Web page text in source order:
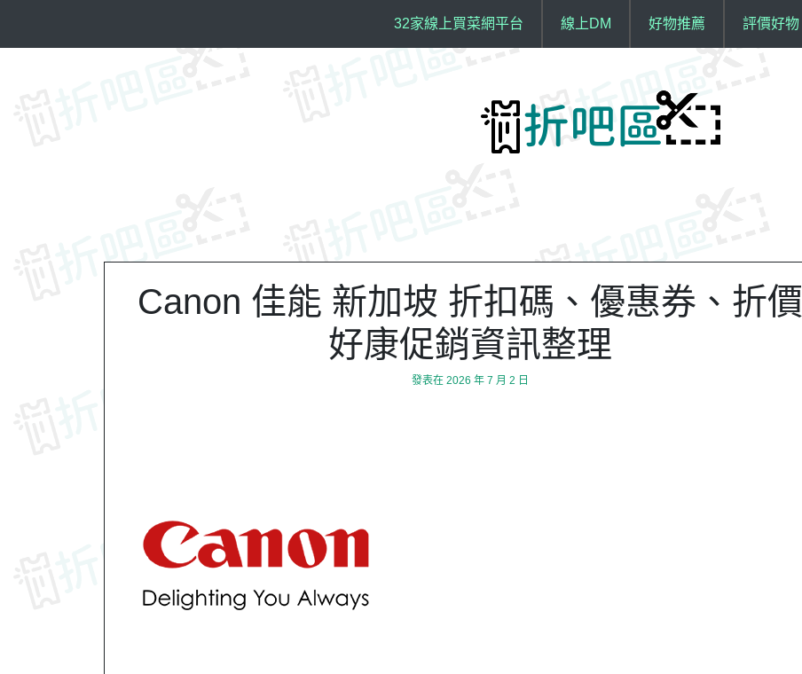
i
32家線上買菜網平台 線上DM 好物推薦 評價好物
Canon 佳能 新加坡 折扣碼、優惠券、折價
好康促銷資訊整理
發表在 2026 年 7 月 2 日